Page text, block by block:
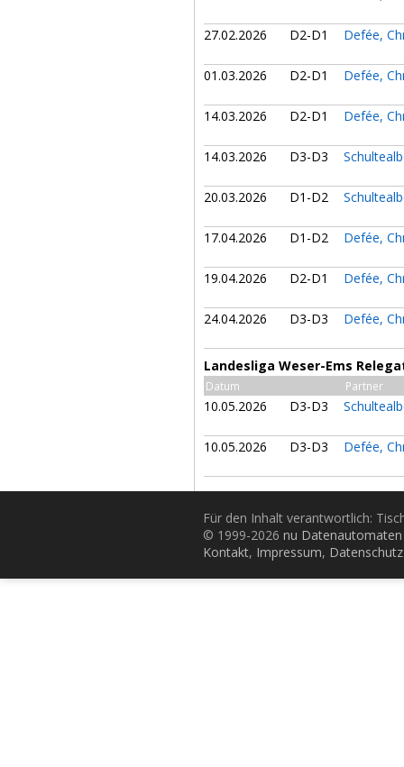
27.02.2026 D2-D1 Defée,
01.03.2026 D2-D1 Defée,
14.03.2026 D2-D1 Defée,
14.03.2026 D3-D3
20.03.2026 D1-D2
17.04.2026 D1-D2 Defée,
19.04.2026 D2-D1 Defée,
24.04.2026 D3-D3 Defée,
Landesliga Weser-Ems
Datum Partner
10.05.2026 D3-D3
10.05.2026 D3-D3 Defée,
Für den Inhalt verantwortlich:
© 1999-2026 nu
Kontakt, Impressum, Datenschutz